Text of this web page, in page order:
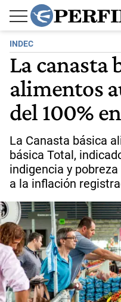
INDEC
La canasta
alimentos
del 100%
La Canasta básica
básica Total,
indigencia y
a la inflación